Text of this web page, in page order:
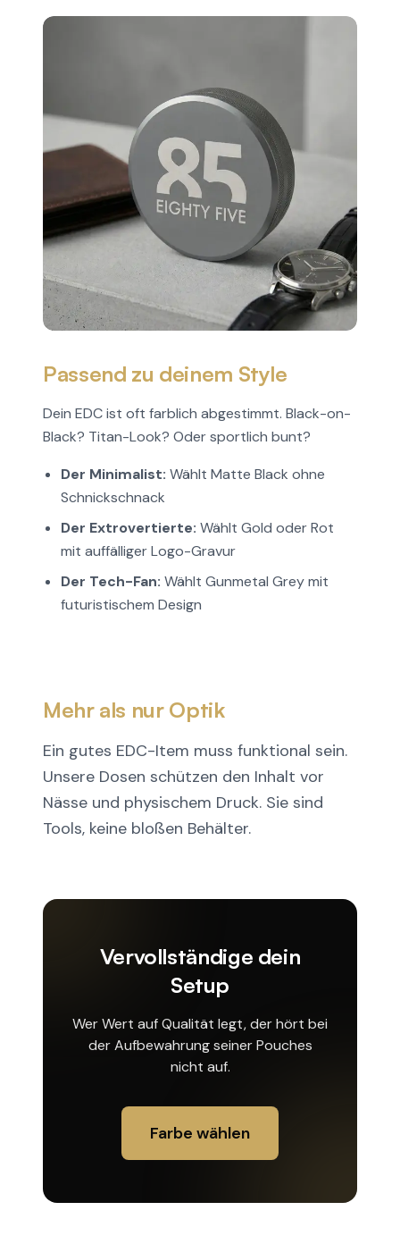
Passend zu deinem Style
Dein EDC ist oft farblich abgestimmt. Black-on-
Black? Titan-Look? Oder sportlich bunt?
Der Minimalist: Wählt Matte Black ohne
Schnickschnack
Der Extrovertierte: Wählt Gold oder Rot
mit auffälliger Logo-Gravur
Der Tech-Fan: Wählt Gunmetal Grey mit
futuristischem Design
Mehr als nur Optik
Ein gutes EDC-Item muss funktional sein.
Unsere Dosen schützen den Inhalt vor
Nässe und physischem Druck. Sie sind
Tools, keine bloßen Behälter.
Vervollständige dein
Setup
Wer Wert auf Qualität legt, der hört bei
der Aufbewahrung seiner Pouches
nicht auf.
Farbe wählen